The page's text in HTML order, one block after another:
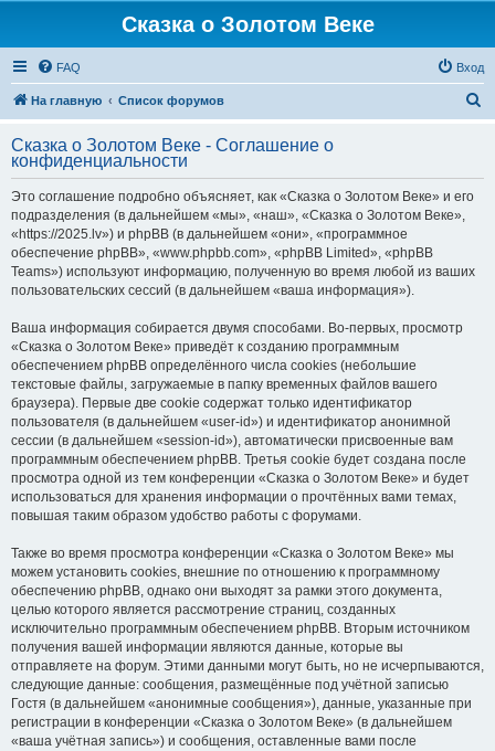
Сказка о Золотом Веке
FAQ Вход
На главную Список форумов
с
Сказка о Золотом Веке - Соглашение о
конфиденциальности
Это соглашение подробно объясняет, как «Сказка о Золотом Веке» и его
подразделения (в дальнейшем «мы», «наш», «Сказка о Золотом Веке»,
«https://2025.lv») и phpBB (в дальнейшем «они», «программное
обеспечение phpBB», «www.phpbb.com», «phpBB Limited», «phpBB
Teams») используют информацию, полученную во время любой из ваших
пользовательских сессий (в дальнейшем «ваша информация»).
Ваша информация собирается двумя способами. Во-первых, просмотр
«Сказка о Золотом Веке» приведёт к созданию программным
обеспечением phpBB определённого числа cookies (небольшие
текстовые файлы, загружаемые в папку временных файлов вашего
браузера). Первые две cookie содержат только идентификатор
пользователя (в дальнейшем «user-id») и идентификатор анонимной
сессии (в дальнейшем «session-id»), автоматически присвоенные вам
программным обеспечением phpBB. Третья cookie будет создана после
просмотра одной из тем конференции «Сказка о Золотом Веке» и будет
использоваться для хранения информации о прочтённых вами темах,
повышая таким образом удобство работы с форумами.
Также во время просмотра конференции «Сказка о Золотом Веке» мы
можем установить cookies, внешние по отношению к программному
обеспечению phpBB, однако они выходят за рамки этого документа,
целью которого является рассмотрение страниц, созданных
исключительно программным обеспечением phpBB. Вторым источником
получения вашей информации являются данные, которые вы
отправляете на форум. Этими данными могут быть, но не исчерпываются,
следующие данные: сообщения, размещённые под учётной записью
Гостя (в дальнейшем «анонимные сообщения»), данные, указанные при
регистрации в конференции «Сказка о Золотом Веке» (в дальнейшем
«ваша учётная запись») и сообщения, оставленные вами после